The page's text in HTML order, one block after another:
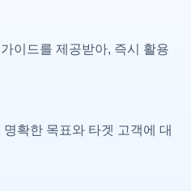
이드를 제공받아, 즉시 활용
확한 목표와 타겟 고객에 대